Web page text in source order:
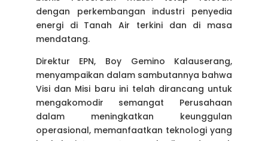
dengan perkembangan industri penyedia
energi di Tanah Air terkini dan di masa
mendatang.
Direktur EPN, Boy Gemino Kalauserang,
menyampaikan dalam sambutannya bahwa
Visi dan Misi baru ini telah dirancang untuk
mengakomodir semangat Perusahaan
dalam meningkatkan keunggulan
operasional, memanfaatkan teknologi yang